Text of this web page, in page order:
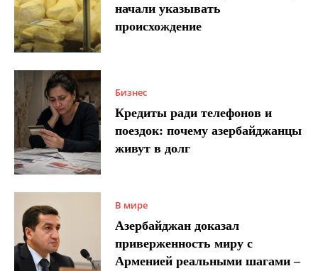
начали указывать
происхождение
Бизнес
Кредиты ради телефонов и
поездок: почему азербайджанцы
живут в долг
В мире
Азербайджан доказал
приверженность миру с
Арменией реальными шагами –